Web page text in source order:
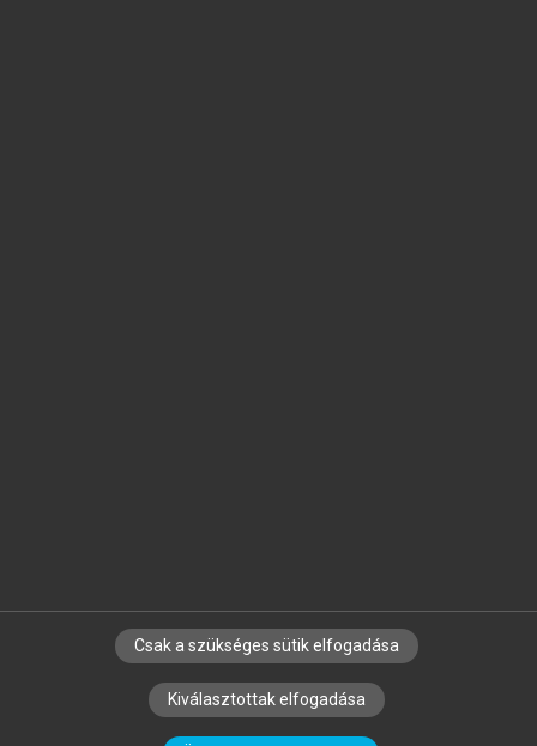
SZERZŐKNEK CÉGEKNEK KÖNYVTÁROSOKNAK
SZERKESZTÉSI ÉS LEKTORÁLÁSI ALAPELVEK
Csak a szükséges sütik elfogadása
Kiválasztottak elfogadása